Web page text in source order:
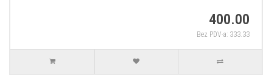
400.00
Bez PDV-a: 333.33